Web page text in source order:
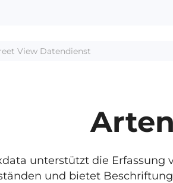
View Datendienst
unterstützt die Erfassung
und bietet